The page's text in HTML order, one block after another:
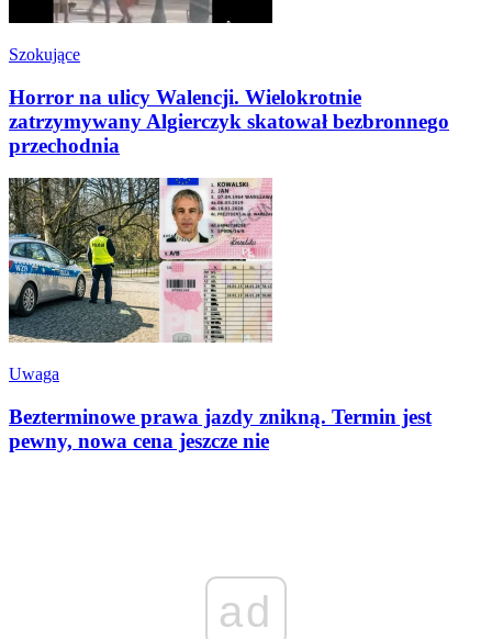
Szokujące
Horror na ulicy Walencji. Wielokrotnie
zatrzymywany Algierczyk skatował bezbronnego
przechodnia
Uwaga
Bezterminowe prawa jazdy znikną. Termin jest
pewny, nowa cena jeszcze nie
ad